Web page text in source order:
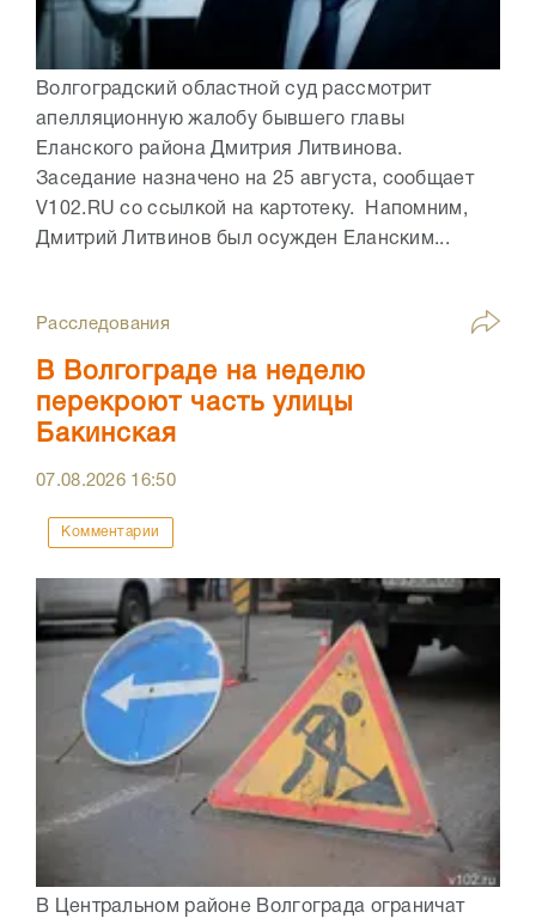
Волгоградский областной суд рассмотрит
апелляционную жалобу бывшего главы
Еланского района Дмитрия Литвинова.
Заседание назначено на 25 августа, сообщает
V102.RU со ссылкой на картотеку. Напомним,
Дмитрий Литвинов был осужден Еланским...
Расследования
В Волгограде на неделю
перекроют часть улицы
Бакинская
07.08.2026 16:50
Комментарии
В Центральном районе Волгограда ограничат